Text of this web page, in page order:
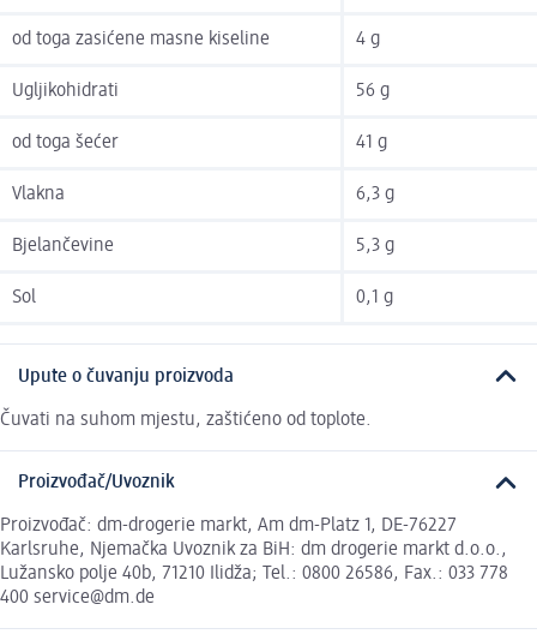
od toga zasićene masne kiseline 4 g
Ugljikohidrati 56 g
od toga šećer 41 g
Vlakna 6,3 g
Bjelančevine 5,3 g
Sol 0,1 g
Upute o čuvanju proizvoda
Čuvati na suhom mjestu, zaštićeno od toplote.
Proizvođač/Uvoznik
Proizvođač: dm-drogerie markt, Am dm-Platz 1, DE-76227
Karlsruhe, Njemačka Uvoznik za BiH: dm drogerie markt d.o.o.,
Lužansko polje 40b, 71210 Ilidža; Tel.: 0800 26586, Fax.: 033 778
400 service@dm.de